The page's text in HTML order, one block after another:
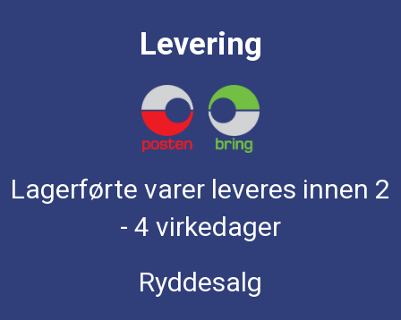
Levering
Lagerførte varer leveres innen 2
- 4 virkedager
Ryddesalg